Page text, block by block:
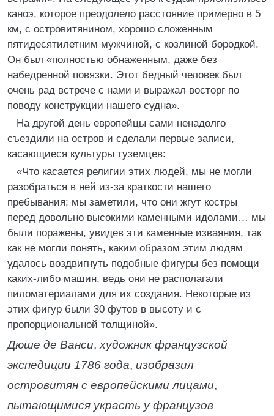
каноэ, которое преодолело расстояние примерно в 5
км, с островитянином, хорошо сложенным
пятидесятилетним мужчиной, с козлиной бородкой.
Он был «полностью обнаженным, даже без
набедренной повязки. Этот бедный человек был
очень рад встрече с нами и выражал восторг по
поводу конструкции нашего судна».
На другой день европейцы сами ненадолго
съездили на остров и сделали первые записи,
касающиеся культуры туземцев:
«Что касается религии этих людей, мы не могли
разобраться в ней из-за краткости нашего
пребывания; мы заметили, что они жгут костры
перед довольно высокими каменными идолами… мы
были поражены, увидев эти каменные изваяния, так
как не могли понять, каким образом этим людям
удалось воздвигнуть подобные фигуры без помощи
каких-либо машин, ведь они не располагали
пиломатериалами для их создания. Некоторые из
этих фигур были 30 футов в высоту и с
пропорциональной толщиной».
Дюше де Ванси, художник французской
экспедиции 1786 года, изобразил
островитян с европейскими лицами,
пытающимися украсть у французов